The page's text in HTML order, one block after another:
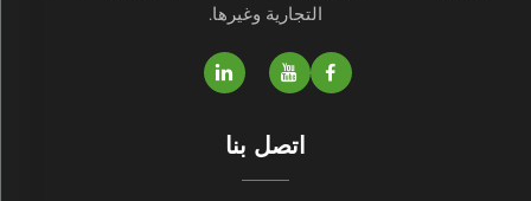
التجارية وغيرها.
اتصل بنا